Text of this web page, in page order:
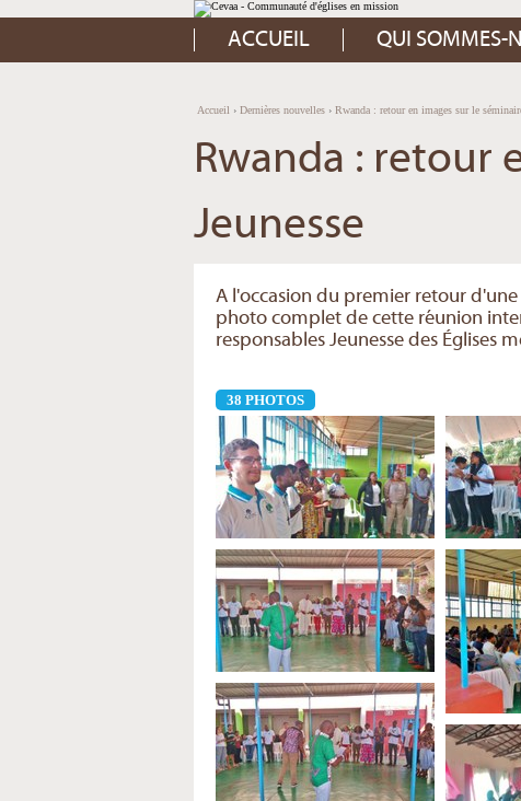
Aller
au
contenu.
Aller
à
Outils
personnels
ACCUEIL QUI SOMMES-
Accueil › Dernières nouvelles › Rwanda : retour en images sur le
Rwanda : retour
Jeunesse
A l'occasion du premier retour
photo complet de cette réunion
responsables Jeunesse des Églises
38 PHOTOS